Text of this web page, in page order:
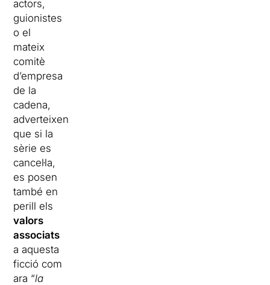
actors,
guionistes
o el
mateix
comitè
d’empresa
de la
cadena,
adverteixen
que si la
sèrie es
cancel·la,
es posen
també en
perill els
valors
associats
a aquesta
ficció com
ara “la